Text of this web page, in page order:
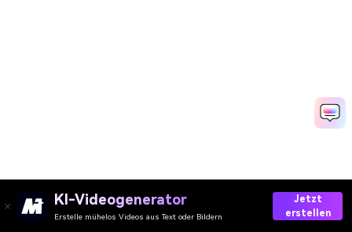
KI-Videogenerator
Erstelle mühelos Videos aus Text oder Bildern
Jetzt
erstellen